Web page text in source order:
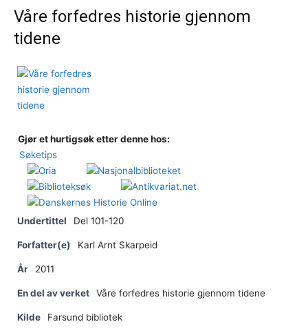
Våre forfedres historie gjennom
tidene
Gjør et hurtigsøk etter denne hos:
Søketips
Undertittel Del 101-120
Forfatter(e) Karl Arnt Skarpeid
År 2011
En del av verket Våre forfedres historie gjennom tidene
Kilde Farsund bibliotek